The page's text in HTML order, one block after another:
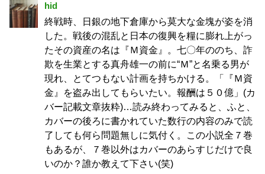
hid
終戦時、日銀の地下倉庫から莫大な金塊が姿を消
した。戦後の混乱と日本の復興を糧に膨れ上がっ
たその資産の名は『Ｍ資金』。七〇年ののち、詐
欺を生業とする真舟雄一の前に“Ｍ”と名乗る男が
現れ、とてつもない計画を持ちかける。「『Ｍ資
金』を盗み出してもらいたい。報酬は５０億」(カ
バー記載文章抜粋)…読み終わってみると、ふと、
カバーの後ろに書かれていた数行の内容のみで読
了しても何ら問題無しに気付く。この小説全７巻
もあるが、７巻以外はカバーのあらすじだけで良
いのか？誰か教えて下さい(笑)